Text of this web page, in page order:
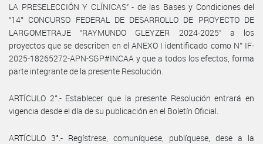
LA PRESELECCIÓN Y CLÍNICAS” - de las Bases y Condiciones del
“14° CONCURSO FEDERAL DE DESARROLLO DE PROYECTO DE
LARGOMETRAJE “RAYMUNDO GLEYZER 2024-2025” a los
proyectos que se describen en el ANEXO I identificado como N° IF-
2025-18265272-APN-SGP#INCAA y que a todos los efectos, forma
parte integrante de la presente Resolución.
ARTÍCULO 2°.- Establecer que la presente Resolución entrará en
vigencia desde el día de su publicación en el Boletín Oficial.
ARTÍCULO 3°.- Regístrese, comuníquese, publíquese, dese a la